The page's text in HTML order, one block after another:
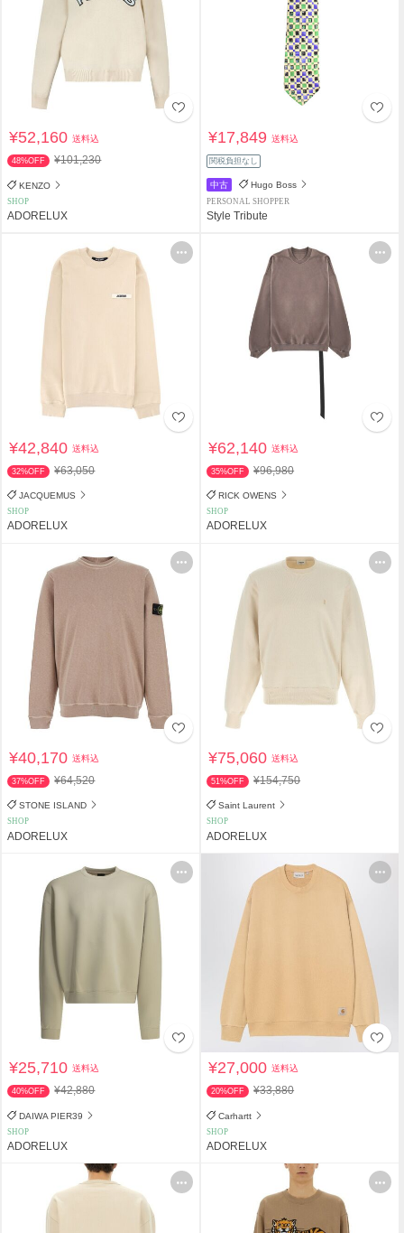
¥52,160送料込
48%OFF ¥101,230
KENZO
SHOP
ADORELUX
¥17,849送料込
関税負担なし
中古 Hugo Boss
PERSONAL SHOPPER
Style Tribute
¥42,840送料込
32%OFF ¥63,050
JACQUEMUS
SHOP
ADORELUX
¥62,140送料込
35%OFF ¥96,980
RICK OWENS
SHOP
ADORELUX
¥40,170送料込
37%OFF ¥64,520
STONE ISLAND
SHOP
ADORELUX
¥75,060送料込
51%OFF ¥154,750
Saint Laurent
SHOP
ADORELUX
¥25,710送料込
40%OFF ¥42,880
DAIWA PIER39
SHOP
ADORELUX
¥27,000送料込
20%OFF ¥33,880
Carhartt
SHOP
ADORELUX